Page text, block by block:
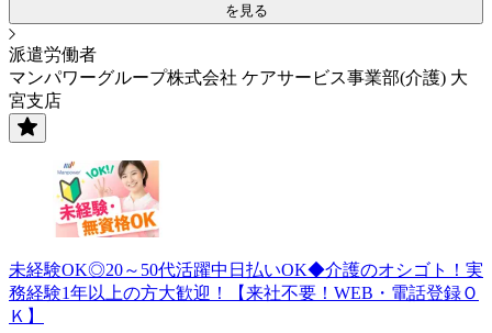
を見る
派遣労働者
マンパワーグループ株式会社 ケアサービス事業部(介護) 大
宮支店
未経験OK◎20～50代活躍中日払いOK◆介護のオシゴト！実
務経験1年以上の方大歓迎！【来社不要！WEB・電話登録Ｏ
Ｋ】